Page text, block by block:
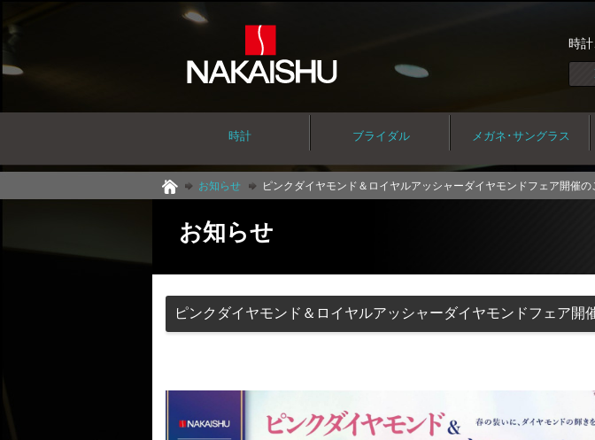
時
時計 ブライダル メガネ･サングラス
お知らせ ピンクダイヤモンド＆ロイヤルアッシャーダイヤモンドフェア開催の
お知らせ
ピンクダイヤモンド＆ロイヤルアッシャーダイヤモンドフェア開